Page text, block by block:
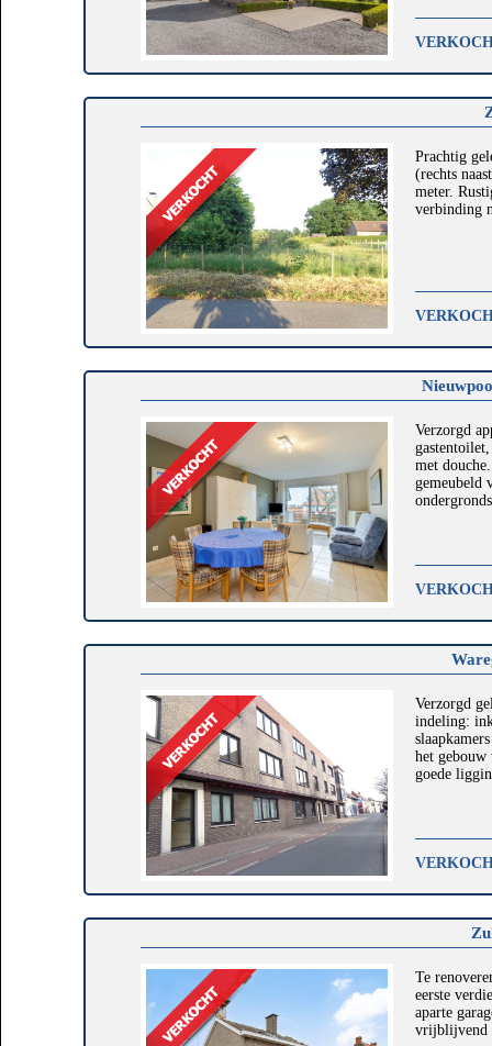
Prachtig
(rechts
meter.
verbinding
Verzorgd
met
gemeubeld
Verzorgd
indeling:
het gebouw
goede
Te
eerste
aparte
vrijblijvend